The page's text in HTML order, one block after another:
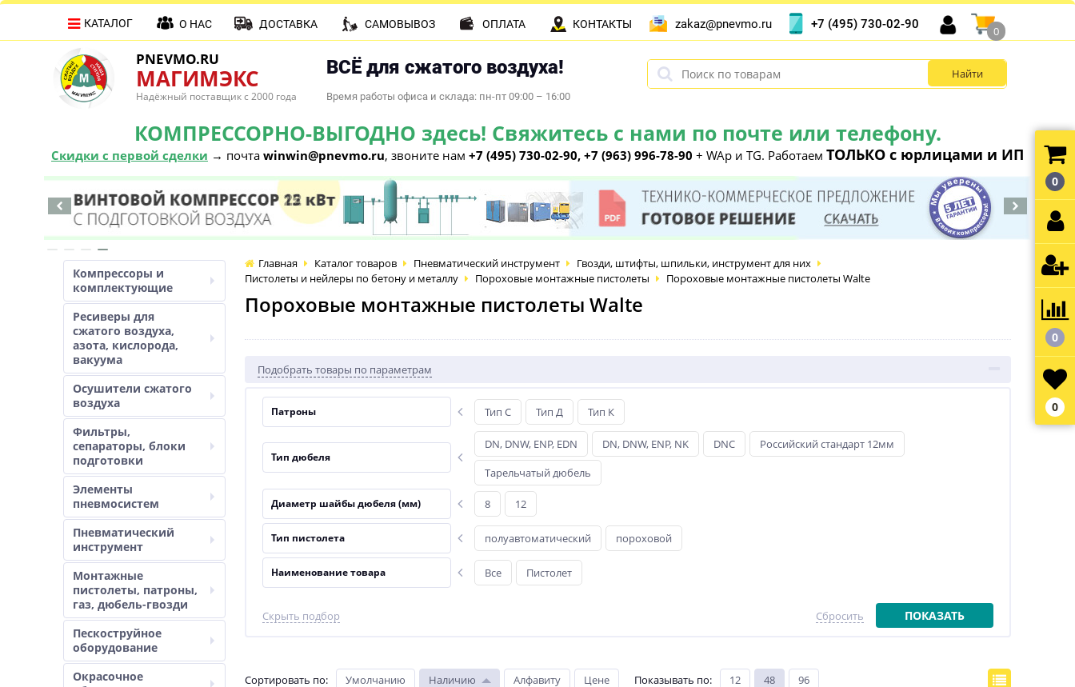
PNEVMO.RU
МАГИМЭКС
Надёжный поставщик с 2000 года
ВСЁ для сжатого воздуха!
Время работы офиса и склада: пн-пт 09:00 – 16:00
КОМПРЕССОРНО-ВЫГОДНО здесь! Свяжитесь с нами по почте или телефону.
Скидки с первой сделки → почта winwin@pnevmo.ru, звоните нам +7 (495) 730-02-90, +7 (963) 996-78-90 + WAp и TG. Работаем ТОЛЬКО с юрлицами и ИП
КАТАЛОГ О НАС ДОСТАВКА САМОВЫВОЗ ОПЛАТА КОНТАКТЫ zakaz@pnevmo.ru +7 (495) 730-02-90
0
Компрессоры и
комплектующие
Ресиверы для
сжатого воздуха,
азота, кислорода,
вакуума
Осушители сжатого
воздуха
Фильтры,
сепараторы, блоки
подготовки
Элементы
пневмосистем
Пневматический
инструмент
Монтажные
пистолеты, патроны,
газ, дюбель-гвозди
Пескоструйное
оборудование
Окрасочное
Главная Каталог товаров Пневматический инструмент
Гвозди, штифты, шпильки, инструмент для них
Пистолеты и нейлеры по бетону и металлу
Пороховые монтажные пистолеты Пороховые монтажные пистолеты Walte
Пороховые монтажные пистолеты Walte
Подобрать товары по параметрам
Патроны Тип C Тип Д Тип К
Тип дюбеля
DN, DNW, ENP, EDN DN, DNW, ENP, NK DNC
Российский стандарт 12мм
Тарельчатый дюбель
Диаметр шайбы дюбеля (мм) 8 12
Тип пистолета полуавтоматический пороховой
Наименование товара Все Пистолет
Скрыть подбор ПОКАЗАТЬ
Сбросить
Сортировать по: Умолчанию Наличию Алфавиту Цене Показывать по: 12 48 96
0
0
0